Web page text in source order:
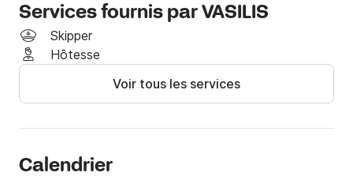
Autres suppléments :
Eau douce
Nourriture et boissons : 30 €/personne
WIFI : 20 €/semaine
CANOËS : 80 €/semaine
Services fournis par VASILIS
Skipper
Hôtesse
Voir tous les services
Calendrier